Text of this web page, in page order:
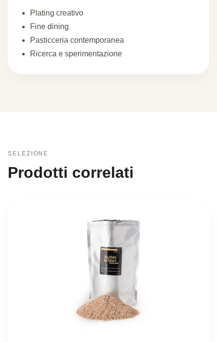
Plating creativo
Fine dining
Pasticceria contemporanea
Ricerca e sperimentazione
SELEZIONE
Prodotti correlati